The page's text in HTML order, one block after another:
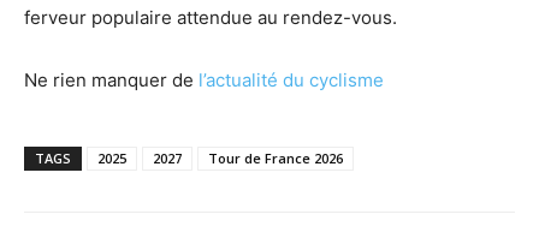
ferveur populaire attendue au rendez-vous.
Ne rien manquer de l’actualité du cyclisme
TAGS 2025 2027 Tour de France 2026